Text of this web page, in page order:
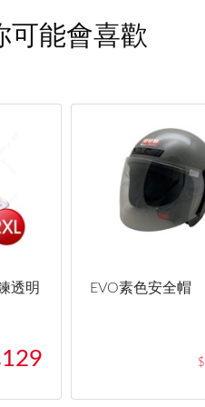
可能會喜歡
透明
129
EVO素色安全帽
$